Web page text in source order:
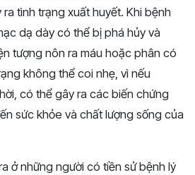
tình trạng xuất huyết. Khi bệnh
dạ dày có thể bị phá hủy và
tượng nôn ra máu hoặc phân có
không thể coi nhẹ, vì nếu
có thể gây ra các biến chứng
sức khỏe và chất lượng sống của
ở những người có tiền sử bệnh lý